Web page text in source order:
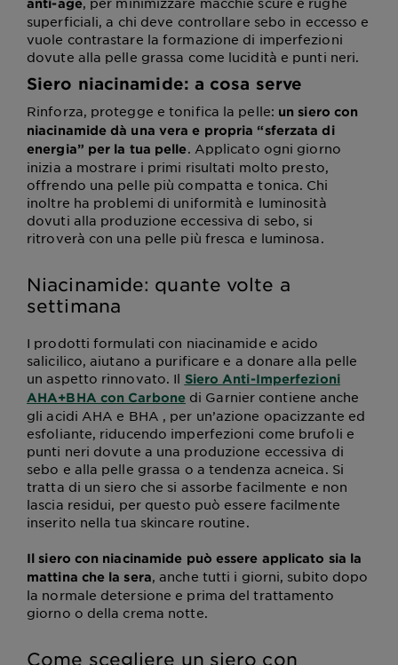
anti-age
superficiali, a chi deve controllare sebo in eccesso e
vuole contrastare la formazione di imperfezioni
dovute alla pelle grassa come lucidità e punti neri.
Siero niacinamide: a cosa serve
Rinforza, protegge e tonifica la pelle: un siero con
niacinamide dà una vera e propria “sferzata di
energia” per la tua pelle. Applicato ogni giorno
inizia a mostrare i primi risultati molto presto,
offrendo una pelle più compatta e tonica. Chi
inoltre ha problemi di uniformità e luminosità
dovuti alla produzione eccessiva di sebo, si
ritroverà con una pelle più fresca e luminosa.
Niacinamide: quante volte a
settimana
I prodotti formulati con niacinamide e acido
salicilico, aiutano a purificare e a donare alla pelle
un aspetto rinnovato. Il Siero Anti-Imperfezioni
AHA+BHA con Carbonedi Garnier contiene anche
gli acidi AHA e BHA , per un’azione opacizzante ed
esfoliante, riducendo imperfezioni come brufoli e
punti neri dovute a una produzione eccessiva di
sebo e alla pelle grassa o a tendenza acneica. Si
tratta di un siero che si assorbe facilmente e non
lascia residui, per questo può essere facilmente
inserito nella tua skincare routine.
Il siero con niacinamide può essere applicato sia la
mattina che la sera, anche tutti i giorni, subito dopo
la normale detersione e prima del trattamento
giorno o della crema notte.
Come scegliere un siero con